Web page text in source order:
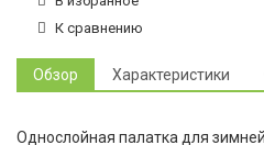
К сравнению
Обзор Характеристики
Однослойная палатка для